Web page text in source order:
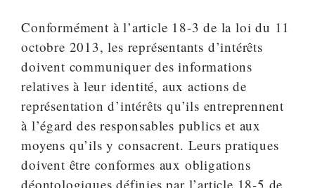
Conformément à l’article 18-3 de la loi du 11
octobre 2013, les représentants d’intérêts
doivent communiquer des informations
relatives à leur identité, aux actions de
représentation d’intérêts qu’ils entreprennent
à l’égard des responsables publics et aux
moyens qu’ils y consacrent. Leurs pratiques
doivent être conformes aux obligations
déontologiques définies par l’article 18-5 de